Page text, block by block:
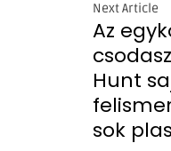
Next Article
Az
Hunt
sok